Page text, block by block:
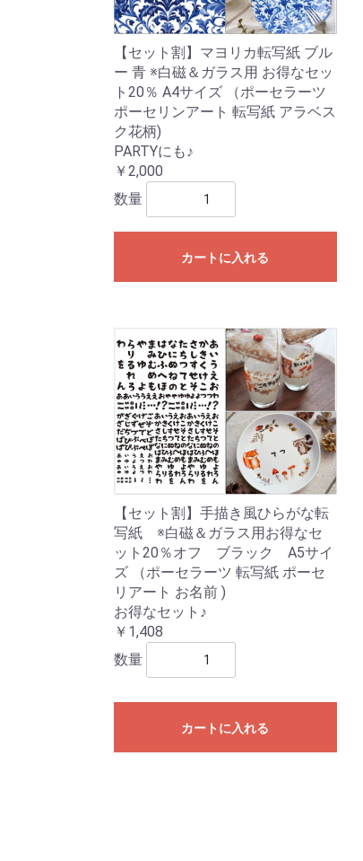
【セット割】マヨリカ転写紙 ブル
ー 青 ※白磁＆ガラス用 お得なセッ
ト20％ A4サイズ （ポーセラーツ
ポーセリンアート 転写紙 アラベス
ク花柄)
PARTYにも♪
￥2,000
数量
カートに入れる
【セット割】手描き風ひらがな転
写紙 ※白磁＆ガラス用お得なセ
ット20％オフ ブラック A5サイ
ズ （ポーセラーツ 転写紙 ポーセ
リアート お名前 )
お得なセット♪
￥1,408
数量
カートに入れる